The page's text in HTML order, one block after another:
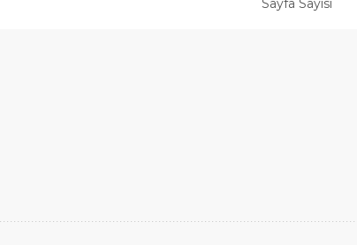
Sayfa Sayısı